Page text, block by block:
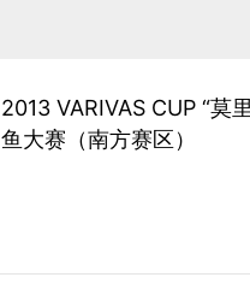
2013 VARIVAS CUP “莫
鱼大赛（南方赛区）